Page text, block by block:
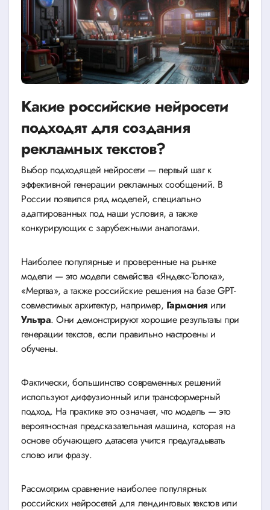
Какие российские нейросети
подходят для создания
рекламных текстов?
Выбор подходящей нейросети — первый шаг к
эффективной генерации рекламных сообщений. В
России появился ряд моделей, специально
адаптированных под наши условия, а также
конкурирующих с зарубежными аналогами.
Наиболее популярные и проверенные на рынке
модели — это модели семейства «Яндекс-Толока»,
«Мертва», а также российские решения на базе GPT-
совместимых архитектур, например, Гармония или
Ультра. Они демонстрируют хорошие результаты при
генерации текстов, если правильно настроены и
обучены.
Фактически, большинство современных решений
используют диффузионный или трансформерный
подход. На практике это означает, что модель — это
вероятностная предсказательная машина, которая на
основе обучающего датасета учится предугадывать
слово или фразу.
Рассмотрим сравнение наиболее популярных
российских нейросетей для лендинговых текстов или